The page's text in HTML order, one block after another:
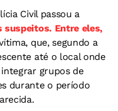
Civil passou a
suspeitos. Entre eles,
que, segundo a
até o local onde
grupos de
durante o período